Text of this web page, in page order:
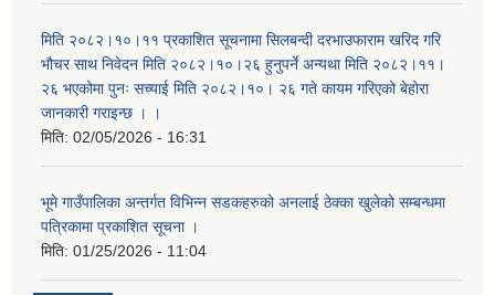
मिति २०८२।१०।११ प्रकाशित सूचनामा सिलबन्दी दरभाउफाराम खरिद गरि
भौचर साथ निवेदन मिति २०८२।१०।२६ हुनुपर्ने अन्यथा मिति २०८२।११।
२६ भएकोमा पुनः सच्याई मिति २०८२।१०। २६ गते कायम गरिएको बेहोरा
जानकारी गराइन्छ । ।
मिति: 02/05/2026 - 16:31
भूमे गाउँपालिका अन्तर्गत विभिन्न सडकहरुको अनलाई ठेक्का खुलेको सम्बन्धमा
पत्रिकामा प्रकाशित सूचना ।
मिति: 01/25/2026 - 11:04